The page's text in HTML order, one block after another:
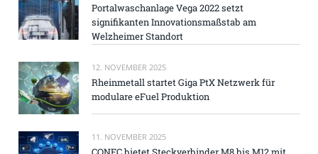
Portalwaschanlage Vega 2022 setzt
signifikanten Innovationsmaßstab am
Welzheimer Standort
12. NOVEMBER 2025
Rheinmetall startet Giga PtX Netzwerk für
modulare eFuel Produktion
11. NOVEMBER 2025